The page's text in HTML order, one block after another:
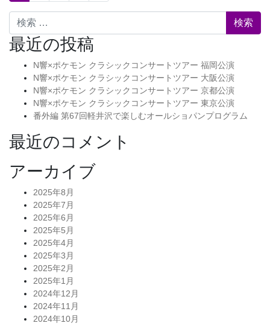
検索
最近の投稿
N響×ポケモン クラシックコンサートツアー 福岡公演
N響×ポケモン クラシックコンサートツアー 大阪公演
N響×ポケモン クラシックコンサートツアー 京都公演
N響×ポケモン クラシックコンサートツアー 東京公演
番外編 第67回軽井沢で楽しむオールショパンプログラム
最近のコメント
アーカイブ
2025年8月
2025年7月
2025年6月
2025年5月
2025年4月
2025年3月
2025年2月
2025年1月
2024年12月
2024年11月
2024年10月